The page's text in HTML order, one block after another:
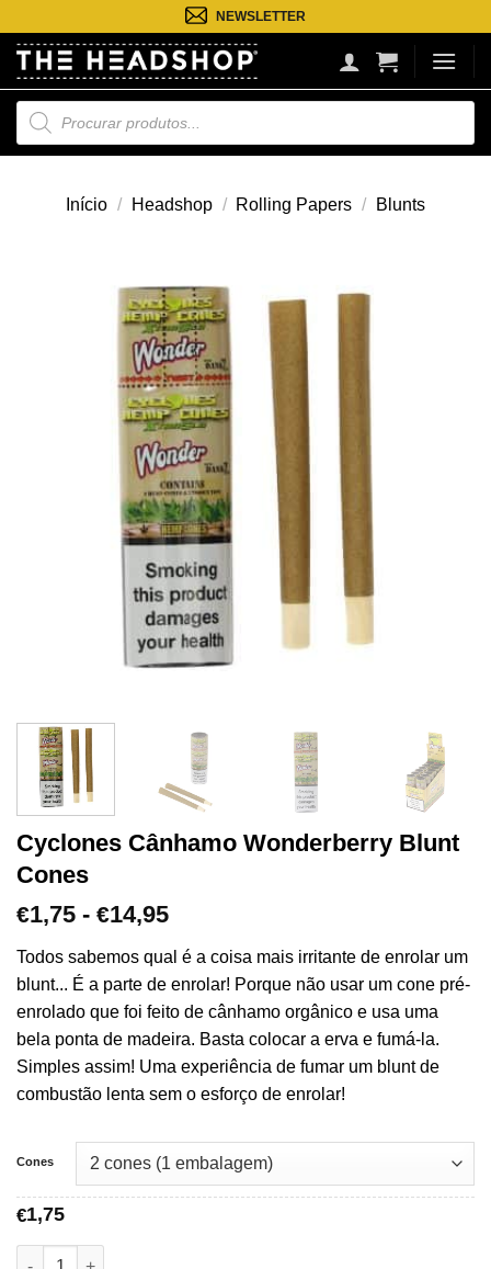
para
conteúdo
NEWSLETTER
Pesquisa
de
produtos
Início / Headshop / Rolling Papers / Blunts
Cyclones Cânhamo Wonderberry Blunt
Cones
€1,75 - €14,95Gama
preços:
€1,75
a
€14,95
Todos sabemos qual é a coisa mais irritante de enrolar um
blunt... É a parte de enrolar! Porque não usar um cone pré-
enrolado que foi feito de cânhamo orgânico e usa uma
bela ponta de madeira. Basta colocar a erva e fumá-la.
Simples assim! Uma experiência de fumar um blunt de
combustão lenta sem o esforço de enrolar!
Cones
€1,75
Quantidade de Cyclones Hemp Wonderberry Blunt Cones